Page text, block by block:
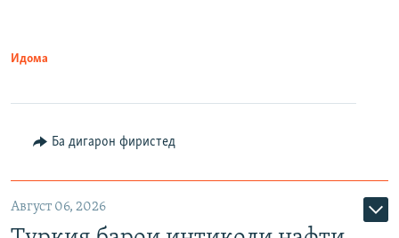
Идома
Ба дигарон фиристед
Август 06, 2026